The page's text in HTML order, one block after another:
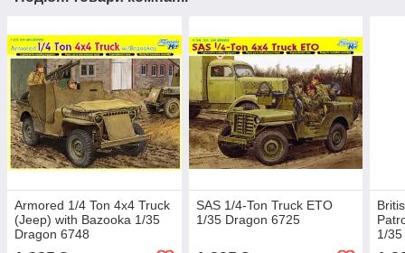
Armored 1/4 Ton 4x4 Truck
(Jeep) with Bazooka 1/35
Dragon 6748
SAS 1/4-Ton Truck ETO
1/35 Dragon 6725
1/